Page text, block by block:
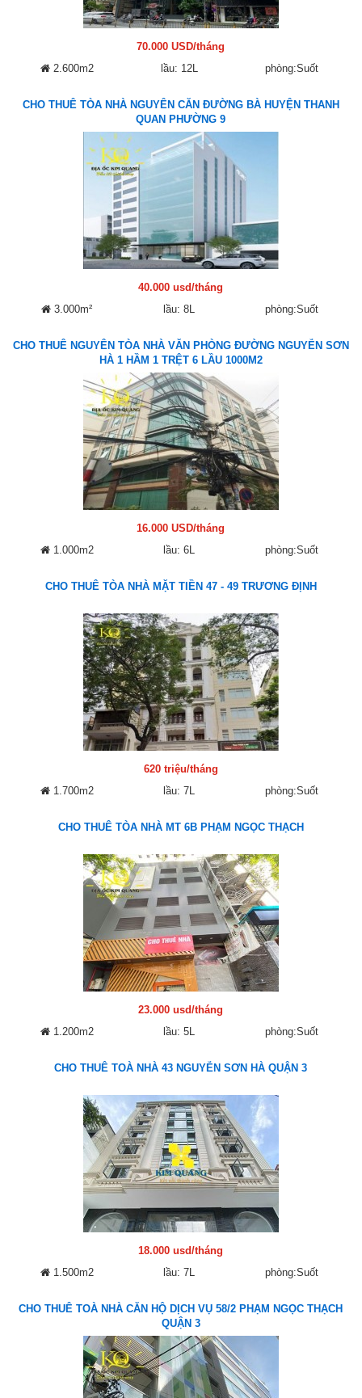
70.000 USD/tháng
2.600m2
lầu: 12L phòng:Suốt
CHO THUÊ TÒA NHÀ NGUYÊN CĂN ĐƯỜNG BÀ HUYỆN THANH
QUAN PHƯỜNG 9
40.000 usd/tháng
3.000m²
lầu: 8L phòng:Suốt
CHO THUÊ NGUYÊN TÒA NHÀ VĂN PHÒNG ĐƯỜNG NGUYỄN SƠN
HÀ 1 HẦM 1 TRỆT 6 LẦU 1000M2
16.000 USD/tháng
1.000m2
lầu: 6L phòng:Suốt
CHO THUÊ TÒA NHÀ MẶT TIỀN 47 - 49 TRƯƠNG ĐỊNH
620 triệu/tháng
1.700m2
lầu: 7L phòng:Suốt
CHO THUÊ TÒA NHÀ MT 6B PHẠM NGỌC THẠCH
23.000 usd/tháng
1.200m2
lầu: 5L phòng:Suốt
CHO THUÊ TOÀ NHÀ 43 NGUYỄN SƠN HÀ QUẬN 3
18.000 usd/tháng
1.500m2
lầu: 7L phòng:Suốt
CHO THUÊ TOÀ NHÀ CĂN HỘ DỊCH VỤ 58/2 PHẠM NGỌC THẠCH
QUẬN 3